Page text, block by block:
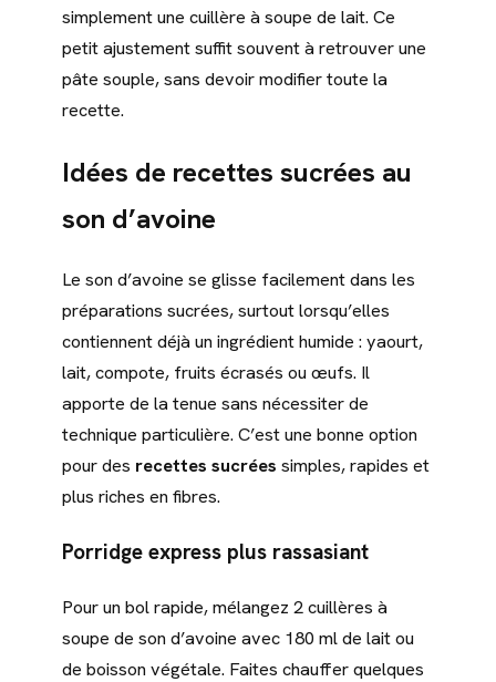
simplement une cuillère à soupe de lait. Ce
petit ajustement suffit souvent à retrouver une
pâte souple, sans devoir modifier toute la
recette.
Idées de recettes sucrées au
son d’avoine
Le son d’avoine se glisse facilement dans les
préparations sucrées, surtout lorsqu’elles
contiennent déjà un ingrédient humide : yaourt,
lait, compote, fruits écrasés ou œufs. Il
apporte de la tenue sans nécessiter de
technique particulière. C’est une bonne option
pour des recettes sucrées simples, rapides et
plus riches en fibres.
Porridge express plus rassasiant
Pour un bol rapide, mélangez 2 cuillères à
soupe de son d’avoine avec 180 ml de lait ou
de boisson végétale. Faites chauffer quelques